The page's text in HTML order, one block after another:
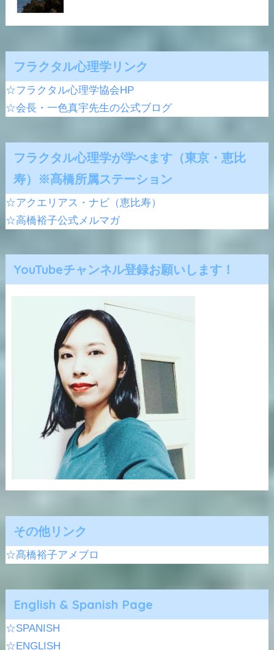
フラクタル心理学リンク
☆フラクタル心理学協会HP
☆会長・一色真宇先生の公式ブログ
フラクタル心理学が学べます（東京・恵比
寿）※髙橋所属ステーション
☆アクエリアス・ナビ（恵比寿）
☆高橋裕子公式メルマガ
YouTubeチャンネル登録お願いします！
その他リンク
☆髙橋裕子アメブロ
English & Spanish Page
☆SPANISH
☆ENGLISH